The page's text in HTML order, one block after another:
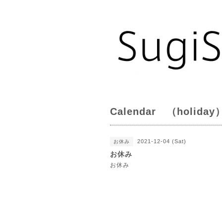
Calendar （holiday
お休み 2021-12-04 (Sat)
お休み
お休み